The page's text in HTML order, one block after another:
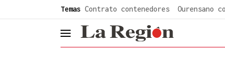
Temas Contrato contenedores Ourensano
header.menu.open